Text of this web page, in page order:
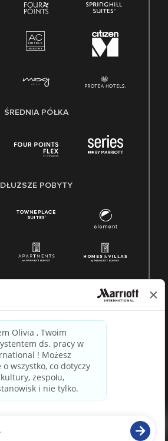
ŚREDNIA PÓŁKA
DŁUŻSZE POBYTY
zastrzeżone. Własność Marriott
paradox.ai